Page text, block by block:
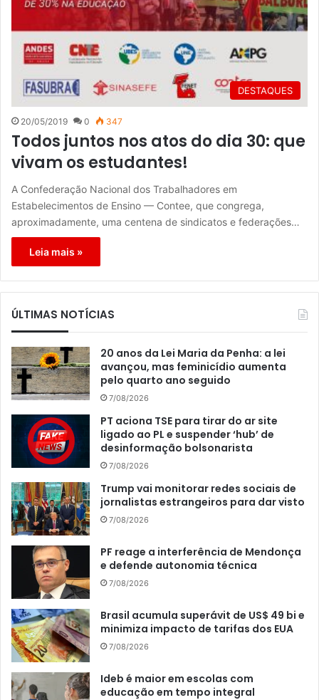
DESTAQUES
20/05/2019 0 347
Todos juntos nos atos do dia 30: que
vivam os estudantes!
A Confederação Nacional dos Trabalhadores em
Estabelecimentos de Ensino — Contee, que congrega,
aproximadamente, uma centena de sindicatos e federações…
Leia mais »
ÚLTIMAS NOTÍCIAS
20 anos da Lei Maria da Penha: a lei
avançou, mas feminicídio aumenta
pelo quarto ano seguido
7/08/2026
PT aciona TSE para tirar do ar site
ligado ao PL e suspender ‘hub’ de
desinformação bolsonarista
7/08/2026
Trump vai monitorar redes sociais de
jornalistas estrangeiros para dar visto
7/08/2026
PF reage a interferência de Mendonça
e defende autonomia técnica
7/08/2026
Brasil acumula superávit de US$ 49 bi e
minimiza impacto de tarifas dos EUA
7/08/2026
Ideb é maior em escolas com
educação em tempo integral